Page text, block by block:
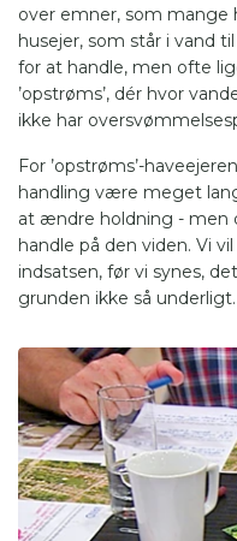
over emner, som mange
husejer, som står i vand
for at handle, men ofte
’opstrøms’, dér hvor
ikke har
For ’opstrøms’-
handling være meget
at ændre holdning - men
handle på den viden. Vi
indsatsen, før vi synes,
grunden ikke så underligt.